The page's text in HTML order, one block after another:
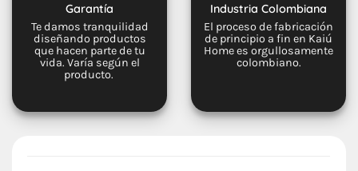
Garantía
Te damos tranquilidad
diseñando productos
que hacen parte de tu
vida. Varía según el
producto.
Industria Colombiana
El proceso de fabricación
de principio a fin en Kaiú
Home es orgullosamente
colombiano.